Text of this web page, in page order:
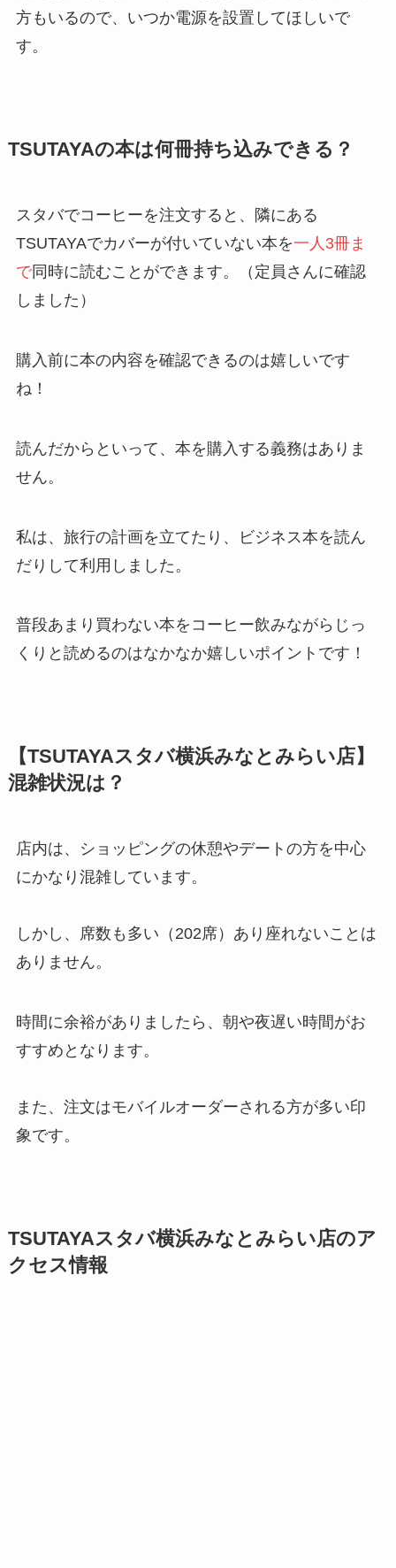
方もいるので、いつか電源を設置してほしいで
す。
TSUTAYAの本は何冊持ち込みできる？
スタバでコーヒーを注文すると、隣にある
TSUTAYAでカバーが付いていない本を一人3冊ま
で同時に読むことができます。（定員さんに確認
しました）
購入前に本の内容を確認できるのは嬉しいです
ね！
読んだからといって、本を購入する義務はありま
せん。
私は、旅行の計画を立てたり、ビジネス本を読ん
だりして利用しました。
普段あまり買わない本をコーヒー飲みながらじっ
くりと読めるのはなかなか嬉しいポイントです！
【TSUTAYAスタバ横浜みなとみらい店】
混雑状況は？
店内は、ショッピングの休憩やデートの方を中心
にかなり混雑しています。
しかし、席数も多い（202席）あり座れないことは
ありません。
時間に余裕がありましたら、朝や夜遅い時間がお
すすめとなります。
また、注文はモバイルオーダーされる方が多い印
象です。
TSUTAYAスタバ横浜みなとみらい店のア
クセス情報